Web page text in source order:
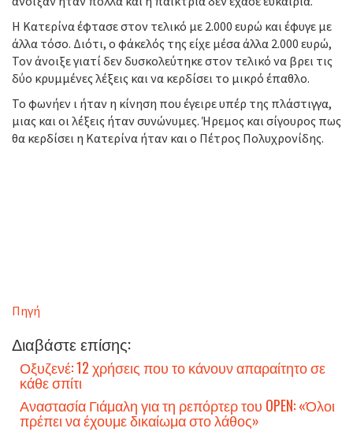
Η Κατερίνα έφτασε στον τελικό με 2.000 ευρώ και έφυγε με
άλλα τόσο. Διότι, ο φάκελός της είχε μέσα άλλα 2.000 ευρώ,
Τον άνοιξε γιατί δεν δυσκολεύτηκε στον τελικό να βρει τις
δύο κρυμμένες λέξεις και να κερδίσει το μικρό έπαθλο.
Το φωνήεν ι ήταν η κίνηση που έγειρε υπέρ της πλάστιγγα,
μιας και οι λέξεις ήταν συνώνυμες. Ήρεμος και σίγουρος πως
θα κερδίσει η Κατερίνα ήταν και ο Πέτρος Πολυχρονίδης.
Πηγή
Διαβάστε επίσης:
Οξυζενέ: 12 χρήσεις που το κάνουν απαραίτητο σε
κάθε σπίτι
Αναστασία Γιάμαλη για τη ρεπόρτερ του OPEN: «Όλοι
πρέπει να έχουμε δικαίωμα στο λάθος»